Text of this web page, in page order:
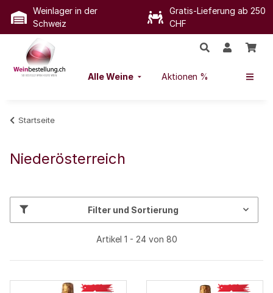
Weinlager in der
Schweiz
Gratis-Lieferung ab 250
CHF
Alle Weine Aktionen %
Startseite
Niederösterreich
Filter und Sortierung
Artikel 1 - 24 von 80